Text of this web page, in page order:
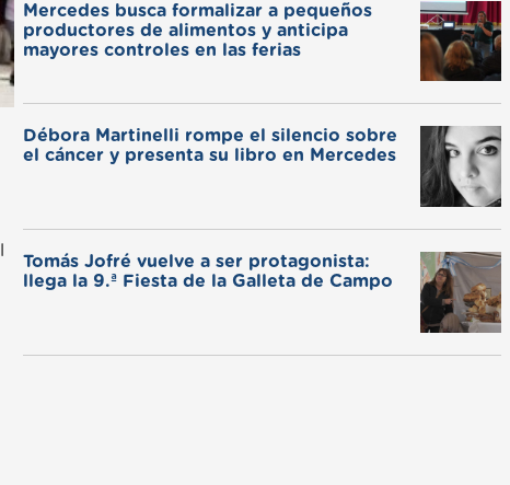
Mercedes busca formalizar a pequeños
productores de alimentos y anticipa
mayores controles en las ferias
Débora Martinelli rompe el silencio sobre
el cáncer y presenta su libro en Mercedes
Tomás Jofré vuelve a ser protagonista:
llega la 9.ª Fiesta de la Galleta de Campo